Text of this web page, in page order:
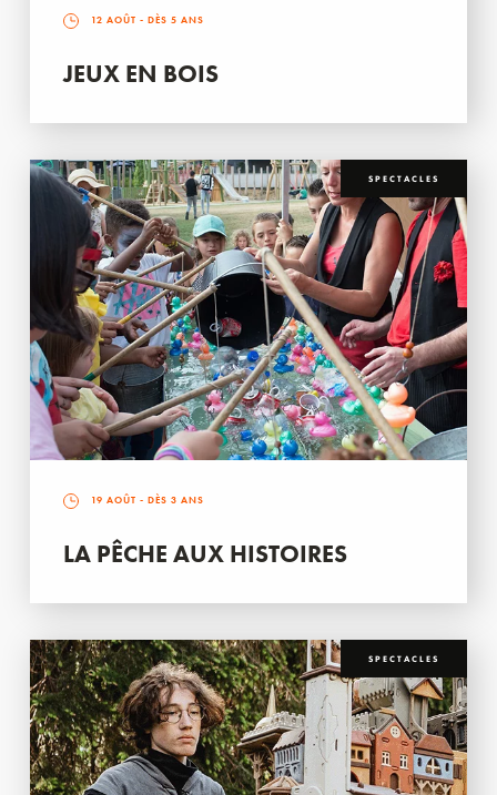
12 AOÛT - DÈS 5 ANS
JEUX EN BOIS
SPECTACLES
19 AOÛT - DÈS 3 ANS
LA PÊCHE AUX HISTOIRES
SPECTACLES